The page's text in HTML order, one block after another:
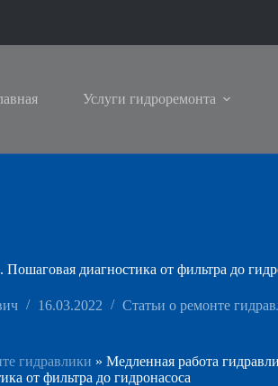
Услуги гидроремонта
диагностика от фильтра до
16.03.2022 Статьи о ремонте
гидравлики » Медленная работа
от фильтра до гидронасоса